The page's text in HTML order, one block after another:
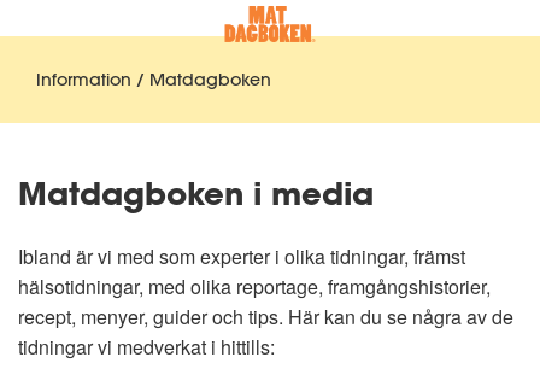
Information / Matdagboken
Matdagboken i media
Ibland är vi med som experter i olika tidningar, främst
hälsotidningar, med olika reportage, framgångshistorier,
recept, menyer, guider och tips. Här kan du se några av de
tidningar vi medverkat i hittills: